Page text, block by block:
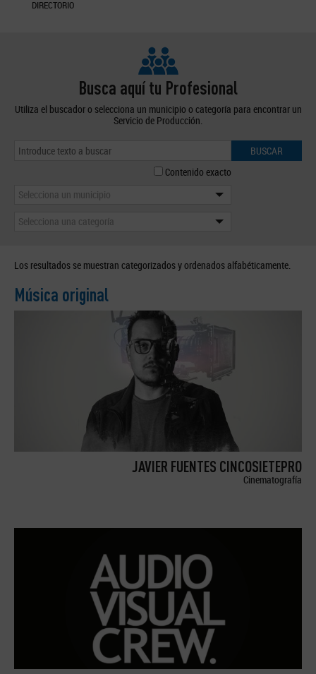
DIRECTORIO
Busca aquí tu Profesional
Utiliza el buscador o selecciona un municipio o categoría para encontrar un
Servicio de Producción.
BUSCAR
Contenido exacto
Selecciona un municipio
Selecciona una categoría
Los resultados se muestran categorizados y ordenados alfabéticamente.
Música original
JAVIER FUENTES CINCOSIETEPRO
Cinematografía